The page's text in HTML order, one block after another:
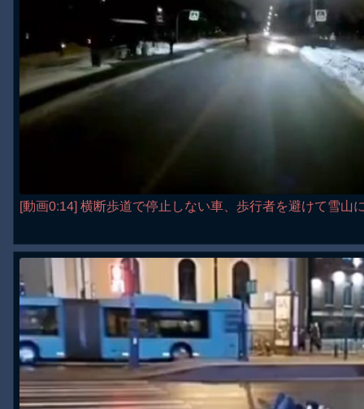
[動画0:14] 横断歩道で停止しない車、歩行者を避けて雪山